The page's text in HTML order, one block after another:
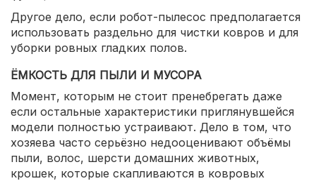
Другое дело, если робот-пылесос предполагается
использовать раздельно для чистки ковров и для
уборки ровных гладких полов.
ЁМКОСТЬ ДЛЯ ПЫЛИ И МУСОРА
Момент, которым не стоит пренебрегать даже
если остальные характеристики приглянувшейся
модели полностью устраивают. Дело в том, что
хозяева часто серьёзно недооценивают объёмы
пыли, волос, шерсти домашних животных,
крошек, которые скапливаются в ковровых